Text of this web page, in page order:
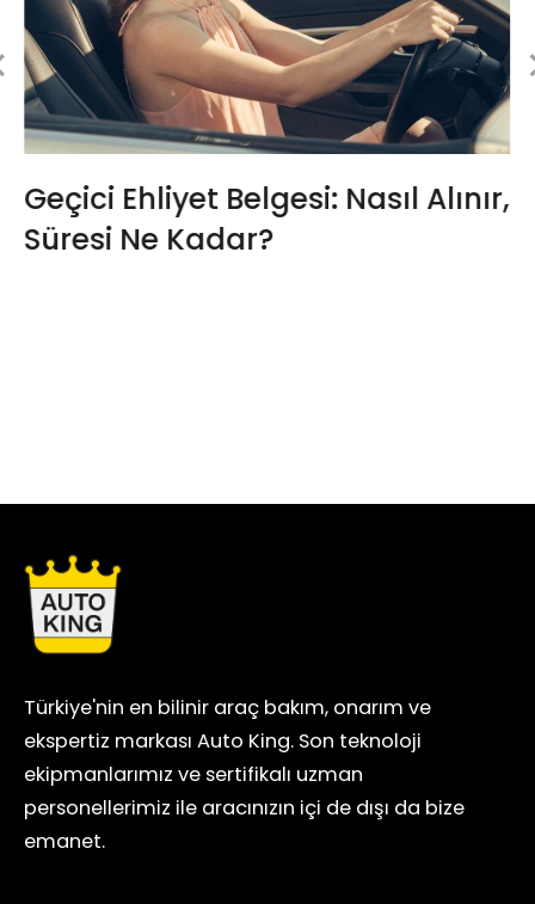
Geçici Ehliyet Belgesi: Nasıl Alınır,
Süresi Ne Kadar?
Türkiye'nin en bilinir araç bakım, onarım ve
ekspertiz markası Auto King. Son teknoloji
ekipmanlarımız ve sertifikalı uzman
personellerimiz ile aracınızın içi de dışı da bize
emanet.